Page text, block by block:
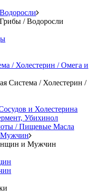
/ Водоросли
/ Холестерин / Омега и
Система / Холестерин /
и Холестерина
Убихинол
/ Пищевые Масла
Мужчин
и Мужчин